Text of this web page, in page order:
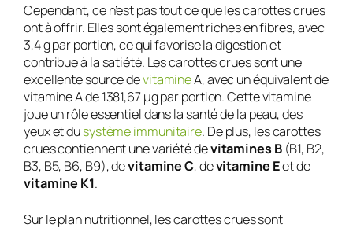
Cependant, ce n’est pas tout ce que les carottes crues
ont à offrir. Elles sont également riches en fibres, avec
3,4 g par portion, ce qui favorise la digestion et
contribue à la satiété. Les carottes crues sont une
excellente source devitamineA, avec un équivalent de
vitamine A de 1381,67 µg par portion. Cette vitamine
joue un rôle essentiel dans la santé de la peau, des
yeux et dusystème immunitaire. De plus, les carottes
crues contiennent une variété devitamines B(B1, B2,
B3, B5, B6, B9), devitamine C, devitamine Eet de
vitamine K1.
Sur le plan nutritionnel, les carottes crues sont